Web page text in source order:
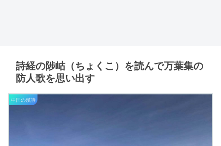
詩経の陟岵（ちょくこ）を読んで万葉集の
防人歌を思い出す
中国の漢詩